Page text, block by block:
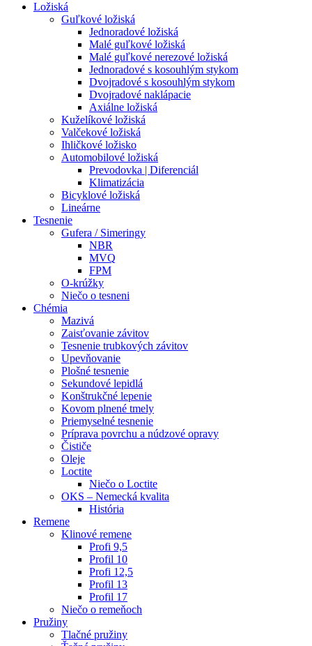
Ložiská
Guľkové ložiská
Jednoradové ložiská
Malé guľkové ložiská
Malé guľkové nerezové ložiská
Jednoradové s kosouhlým stykom
Dvojradové s kosouhlým stykom
Dvojradové naklápacie
Axiálne ložiská
Kuželíkové ložiská
Valčekové ložiská
Ihličkové ložisko
Automobilové ložiská
Prevodovka | Diferenciál
Klimatizácia
Bicyklové ložiská
Lineárne
Tesnenie
Gufera / Simeringy
NBR
MVQ
FPM
O-krúžky
Niečo o tesneni
Chémia
Mazivá
Zaisťovanie závitov
Tesnenie trubkových závitov
Upevňovanie
Plošné tesnenie
Sekundové lepidlá
Konštrukčné lepenie
Kovom plnené tmely
Priemyselné tesnenie
Príprava povrchu a núdzové opravy
Čističe
Oleje
Loctite
Niečo o Loctite
OKS – Nemecká kvalita
História
Remene
Klinové remene
Profi 9,5
Profil 10
Profi 12,5
Profil 13
Profil 17
Niečo o remeňoch
Pružiny
Tlačné pružiny